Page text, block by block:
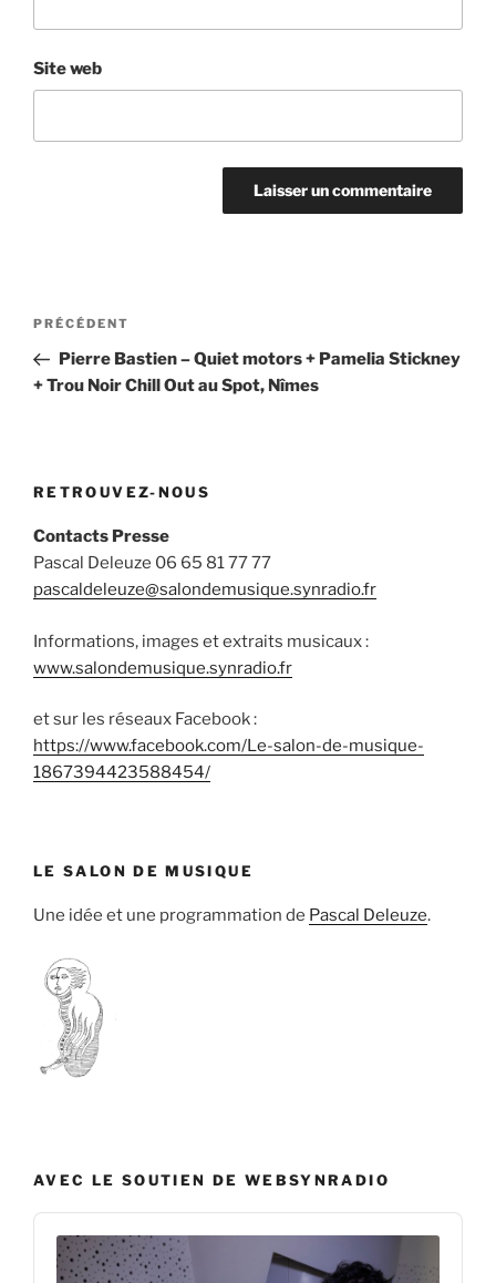
Site web
Navigation
l’article
Article
précédent
PRÉCÉDENT
Pierre Bastien – Quiet motors + Pamelia Stickney
+ Trou Noir Chill Out au Spot, Nîmes
RETROUVEZ-NOUS
Contacts Presse
Pascal Deleuze 06 65 81 77 77
pascaldeleuze@salondemusique.synradio.fr
Informations, images et extraits musicaux :
www.salondemusique.synradio.fr
et sur les réseaux Facebook :
https://www.facebook.com/Le-salon-de-musique-
1867394423588454/
LE SALON DE MUSIQUE
Une idée et une programmation de Pascal Deleuze.
AVEC LE SOUTIEN DE WEBSYNRADIO
Audio
Player